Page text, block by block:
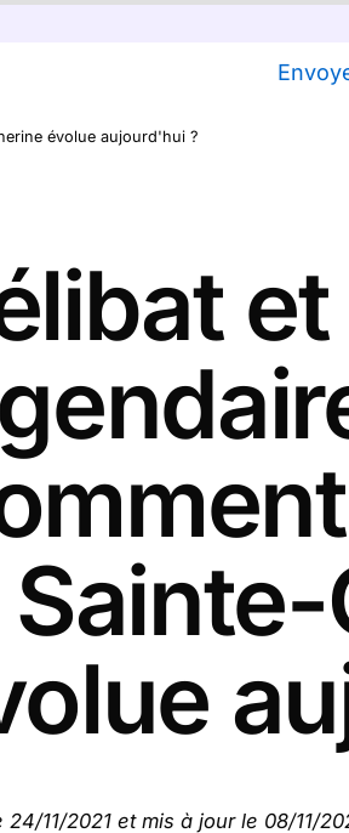
évolue aujourd'hui ?
24/11/2021 et mis à jour le 08/11/